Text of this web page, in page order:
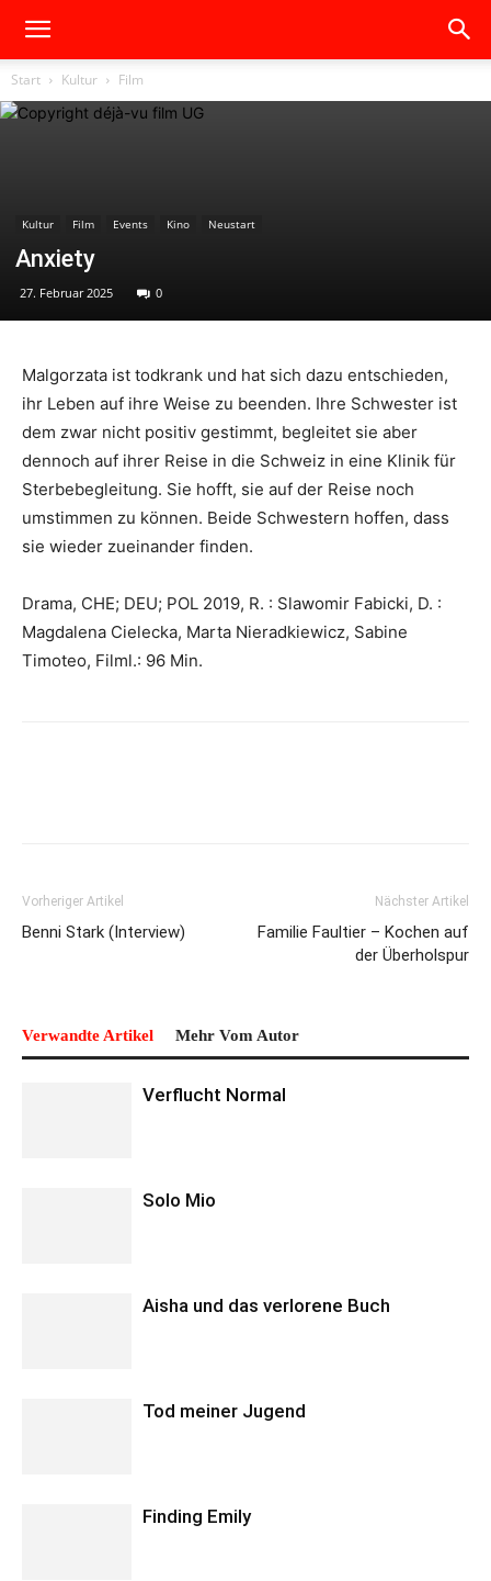
Start Kultur Film
Kultur Film Events Kino Neustart
Anxiety
27. Februar 2025 0
Malgorzata ist todkrank und hat sich dazu entschieden,
ihr Leben auf ihre Weise zu beenden. Ihre Schwester ist
dem zwar nicht positiv gestimmt, begleitet sie aber
dennoch auf ihrer Reise in die Schweiz in eine Klinik für
Sterbebegleitung. Sie hofft, sie auf der Reise noch
umstimmen zu können. Beide Schwestern hoffen, dass
sie wieder zueinander finden.
Drama, CHE; DEU; POL 2019, R. : Slawomir Fabicki, D. :
Magdalena Cielecka, Marta Nieradkiewicz, Sabine
Timoteo, Filml.: 96 Min.
Vorheriger Artikel
Benni Stark (Interview)
Nächster Artikel
Familie Faultier – Kochen auf
der Überholspur
Verwandte Artikel Mehr Vom Autor
Verflucht Normal
Solo Mio
Aisha und das verlorene Buch
Tod meiner Jugend
Finding Emily